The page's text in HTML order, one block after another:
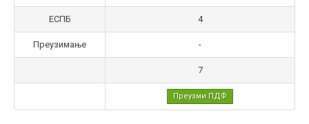
ЕСПБ 4
Преузимање -
7
Преузми ПДФ